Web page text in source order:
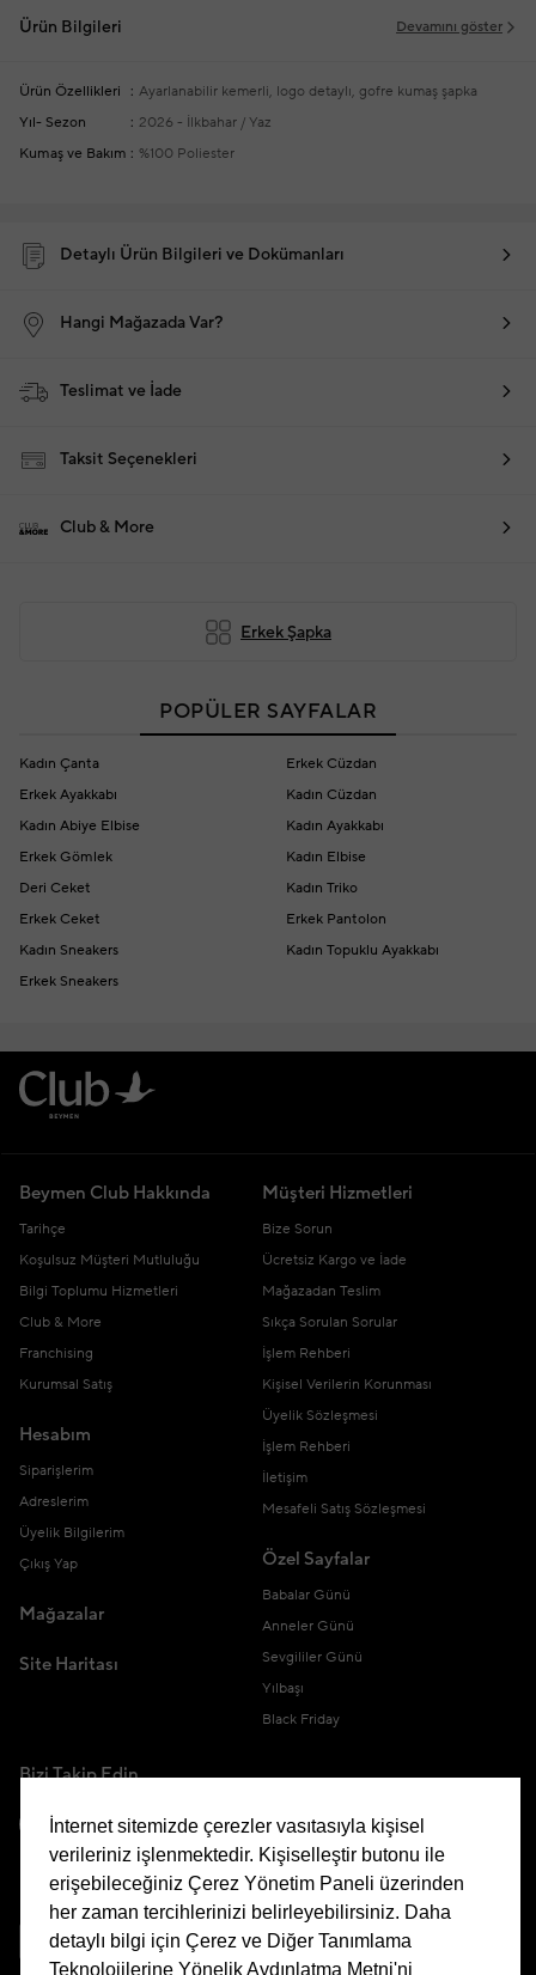
Ürün Bilgileri Devamını göster
Ürün Özellikleri
Ayarlanabilir kemerli, logo detaylı, gofre kumaş şapka
Yıl- Sezon
2026 - İlkbahar / Yaz
Kumaş ve Bakım
%100 Poliester
Detaylı Ürün Bilgileri ve Dokümanları
Hangi Mağazada Var?
Teslimat ve İade
Taksit Seçenekleri
Club & More
Erkek Şapka
POPÜLER SAYFALAR
Kadın Çanta
Erkek Cüzdan
Erkek Ayakkabı
Kadın Cüzdan
Kadın Abiye Elbise
Kadın Ayakkabı
Erkek Gömlek
Kadın Elbise
Deri Ceket
Kadın Triko
Erkek Ceket
Erkek Pantolon
Kadın Sneakers
Kadın Topuklu Ayakkabı
Erkek Sneakers
Beymen Club Hakkında
Tarihçe
Koşulsuz Müşteri Mutluluğu
Bilgi Toplumu Hizmetleri
Club & More
Franchising
Kurumsal Satış
Hesabım
Siparişlerim
Adreslerim
Üyelik Bilgilerim
Çıkış Yap
Mağazalar
Site Haritası
Müşteri Hizmetleri
Bize Sorun
Ücretsiz Kargo ve İade
Mağazadan Teslim
Sıkça Sorulan Sorular
İşlem Rehberi
Kişisel Verilerin Korunması
Üyelik Sözleşmesi
İşlem Rehberi
İletişim
Mesafeli Satış Sözleşmesi
Özel Sayfalar
Babalar Günü
Anneler Günü
Sevgililer Günü
Yılbaşı
Black Friday
Bizi Takip Edin
Uygulamamızı İndirin
İnternet sitemizde çerezler vasıtasıyla kişisel
verileriniz işlenmektedir. Kişiselleştir butonu ile
erişebileceğiniz Çerez Yönetim Paneli üzerinden
her zaman tercihlerinizi belirleyebilirsiniz. Daha
detaylı bilgi için Çerez ve Diğer Tanımlama
Teknolojilerine Yönelik Aydınlatma Metni'ni